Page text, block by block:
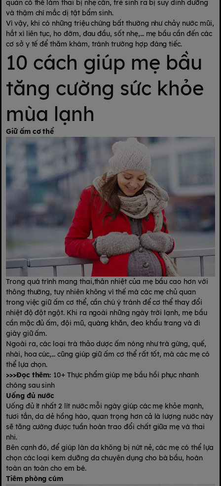
quản có thể làm thai bị nhẹ cân, trẻ sinh ra bị suy dinh dưỡng
và thậm chí mắc dị tật bẩm sinh.
Vì vậy, khi có những triệu chứng bất thường như chảy nước mũi,
hắt xì liên tục, ho đờm, đau đầu, sốt nhẹ,… mẹ bầu cần đến các
cơ sở y tế để thăm khám, tránh trường hợp đáng tiếc.
10 cách giúp mẹ bầu
tăng cường sức khỏe
mùa lạnh
Giữ ấm cơ thể
Trong quá trình mang thai,thân nhiệt của mẹ bầu cao hơn với
thông thường, tuy nhiên không vì thế mà các mẹ chủ quan
trong việc giữ ấm cơ thể, cần chú ý tránh để cơ thể thay đổi
nhiệt độ đột ngột. Khi ra ngoài những ngày trời lạnh, mẹ bầu
cần mặc đủ ấm, đội mũ, quàng khăn, đeo khẩu trang và đi
giày giữ ấm.
Ngoài ra, các loại trà thảo dược ấm nóng như trà gừng, quế,
nhài, hoa cúc,… cũng giúp giữ ấm cơ thể rất tốt, mà các mẹ có
thể lựa chọn.
>>>Đọc thêm: 10+ Thực phẩm giúp mẹ bầu hồi phục nhanh
chóng sau sinh
Uống đủ nước
Uống đủ ít nhất 2 lít nước mỗi ngày giúp các mẹ khỏe mạnh,
tươi tắn, da dẻ hồng hào, quan trọng hơn cả là lượng nước này
sẽ tăng cường được tuần hoàn trao đổi chất giữa mẹ và thai
nhi.
Bên cạnh đó, để giúp làn da không bị nứt nẻ, các mẹ có thể lựa
chọn các loại kem dưỡng da chuyên dụng cho bà bầu, hoàn
toàn an toàn cho em bé.
Tiêm phòng cúm